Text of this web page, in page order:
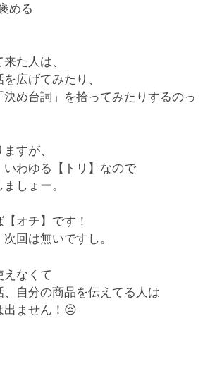
める
た人は、
広げてみたり、
め台詞」を拾ってみたりするのっ
すが、
わゆる【トリ】なので
しょー。
オチ】です！
回は無いですし。
えなくて
自分の商品を伝えてる人は
ません！ 😔